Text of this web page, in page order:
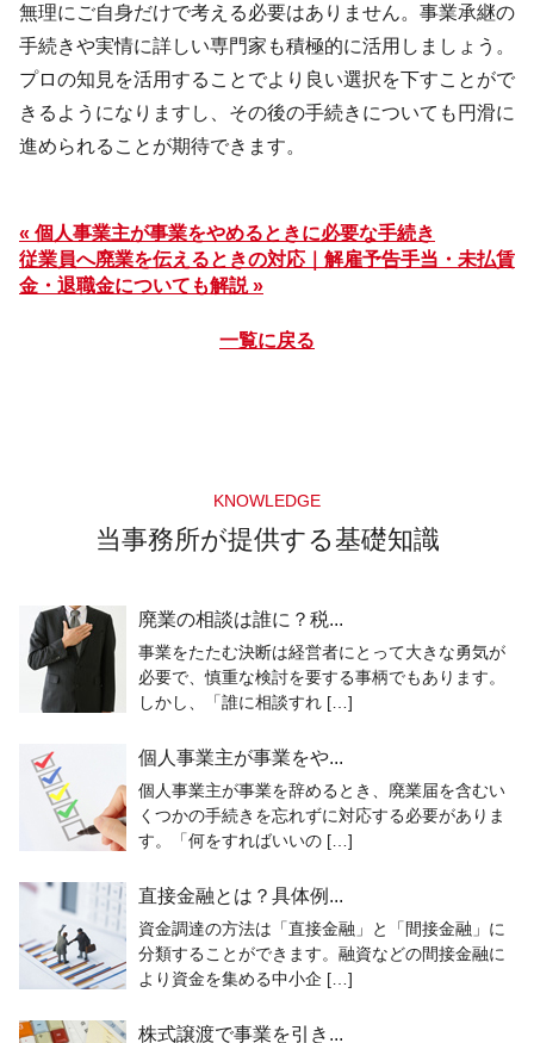
無理にご自身だけで考える必要はありません。事業承継の
手続きや実情に詳しい専門家も積極的に活用しましょう。
プロの知見を活用することでより良い選択を下すことがで
きるようになりますし、その後の手続きについても円滑に
進められることが期待できます。
« 個人事業主が事業をやめるときに必要な手続き
従業員へ廃業を伝えるときの対応｜解雇予告手当・未払賃
金・退職金についても解説 »
一覧に戻る
KNOWLEDGE
当事務所が提供する基礎知識
廃業の相談は誰に？税...
事業をたたむ決断は経営者にとって大きな勇気が
必要で、慎重な検討を要する事柄でもあります。
しかし、「誰に相談すれ […]
個人事業主が事業をや...
個人事業主が事業を辞めるとき、廃業届を含むい
くつかの手続きを忘れずに対応する必要がありま
す。「何をすればいいの […]
直接金融とは？具体例...
資金調達の方法は「直接金融」と「間接金融」に
分類することができます。融資などの間接金融に
より資金を集める中小企 […]
株式譲渡で事業を引き...